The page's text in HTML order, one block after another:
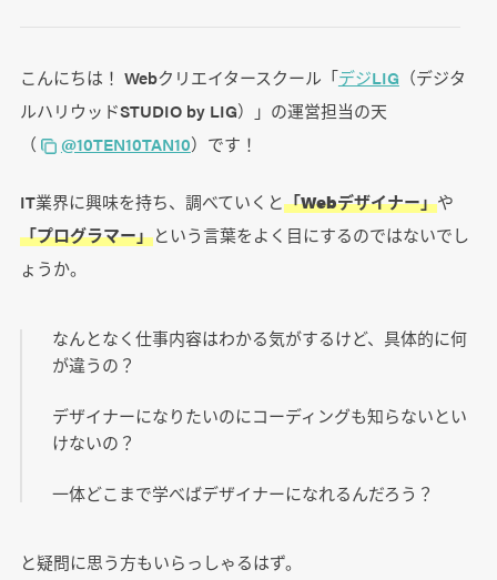
こんにちは！ Webクリエイタースクール「デジLIG （デジタ
ルハリウッドSTUDIO by LIG）」の運営担当の天
（
@10TEN10TAN10）です！
IT業界に興味を持ち、調べていくと「Webデザイナー」や
「プログラマー」という言葉をよく目にするのではないでし
ょうか。
なんとなく仕事内容はわかる気がするけど、具体的に何
が違うの？
デザイナーになりたいのにコーディングも知らないとい
けないの？
一体どこまで学べばデザイナーになれるんだろう？
と疑問に思う方もいらっしゃるはず。